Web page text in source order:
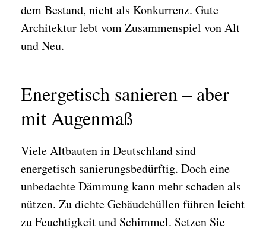
dem Bestand, nicht als Konkurrenz. Gute
Architektur lebt vom Zusammenspiel von Alt
und Neu.
Energetisch sanieren – aber
mit Augenmaß
Viele Altbauten in Deutschland sind
energetisch sanierungsbedürftig. Doch eine
unbedachte Dämmung kann mehr schaden als
nützen. Zu dichte Gebäudehüllen führen leicht
zu Feuchtigkeit und Schimmel. Setzen Sie